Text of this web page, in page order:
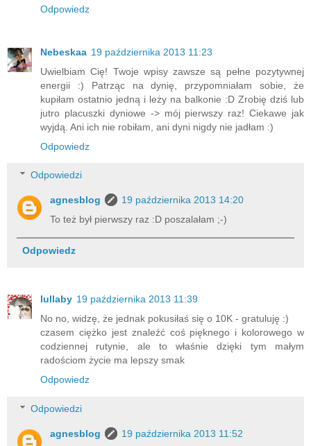
Odpowiedz
Nebeskaa 19 października 2013 11:23
Uwielbiam Cię! Twoje wpisy zawsze są pełne pozytywnej
energii :) Patrząc na dynię, przypomniałam sobie, że
kupiłam ostatnio jedną i leży na balkonie :D Zrobię dziś lub
jutro placuszki dyniowe -> mój pierwszy raz! Ciekawe jak
wyjdą. Ani ich nie robiłam, ani dyni nigdy nie jadłam :)
Odpowiedz
Odpowiedzi
agnesblog
19 października 2013 14:20
To też był pierwszy raz :D poszalałam ;-)
Odpowiedz
lullaby 19 października 2013 11:39
No no, widzę, że jednak pokusiłaś się o 10K - gratuluję :)
czasem ciężko jest znaleźć coś pięknego i kolorowego w
codziennej rutynie, ale to właśnie dzięki tym małym
radościom życie ma lepszy smak
Odpowiedz
Odpowiedzi
agnesblog
19 października 2013 11:52